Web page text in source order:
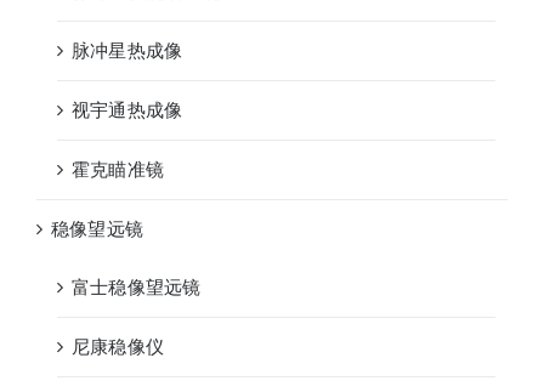
脉冲星热成像
视宇通热成像
霍克瞄准镜
稳像望远镜
富士稳像望远镜
尼康稳像仪